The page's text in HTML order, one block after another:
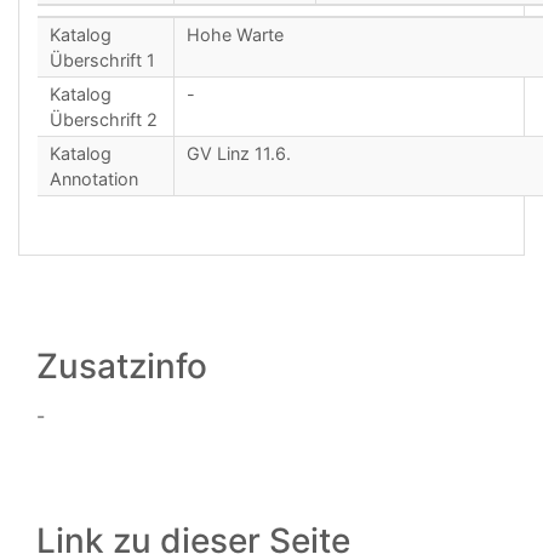
Katalog
Überschrift 1
Hohe Warte
Katalog
Überschrift 2
-
Katalog
Annotation
GV Linz 11.6.
Zusatzinfo
-
Link zu dieser Seite